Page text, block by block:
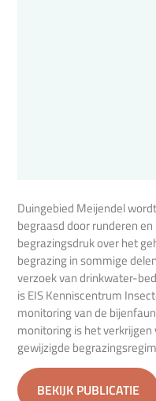
Duingebied Meijendel
begraasd door runderen
begrazingsdruk over het
begrazing in sommige
verzoek van drinkwater-
is EIS Kenniscentrum
monitoring van de
monitoring is het
gewijzigde
BEKIJK PUBLICATIE